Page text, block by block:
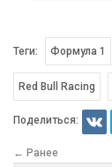
Теги: Формула 1
Red Bull Racing
Поделиться:
← Ранее